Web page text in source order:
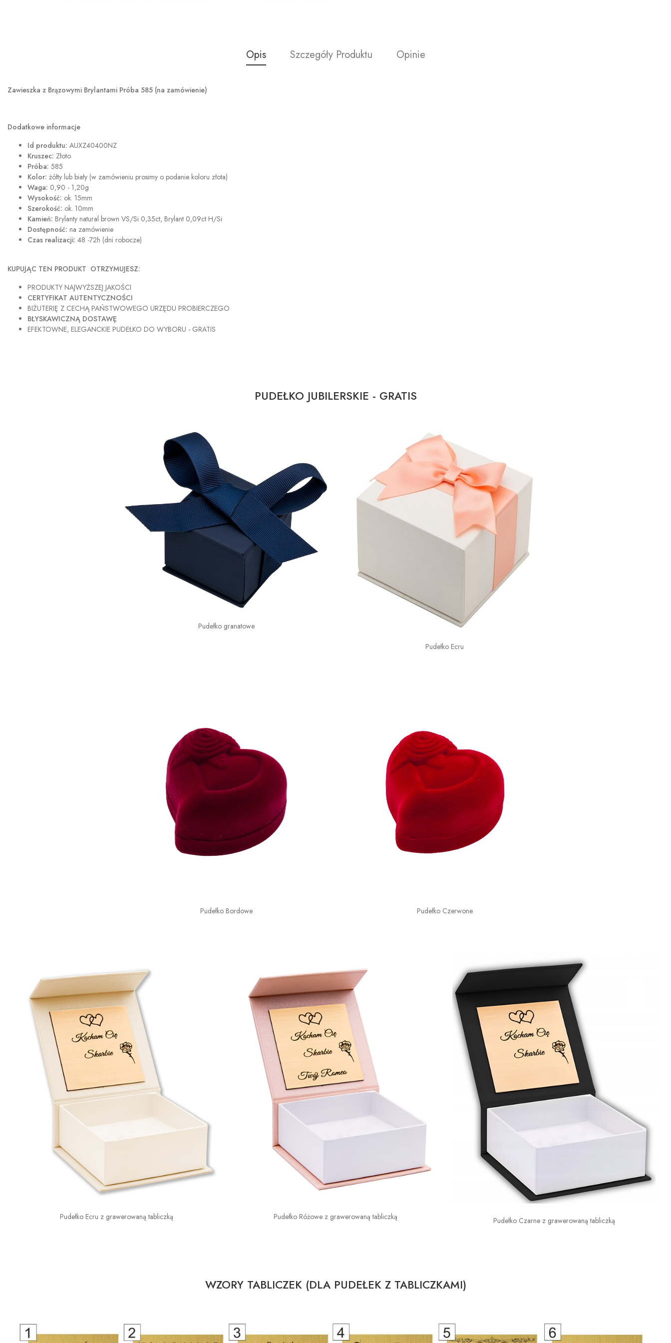
Opis Szczegóły Produktu Opinie
Zawieszka z Brązowymi Brylantami Próba 585 (na zamówienie)
Dodatkowe informacje
Id produktu: AUXZ40400NZ
Kruszec: Złoto
Próba: 585
Kolor: żółty lub biały (w zamówieniu prosimy o podanie koloru złota)
Waga: 0,90 - 1,20g
Wysokość: ok. 15mm
Szerokość: ok. 10mm
Kamień: Brylanty natural brown VS/Si 0,35ct, Brylant 0,09ct H/Si
Dostępność: na zamówienie
Czas realizacji: 48 -72h (dni robocze)
KUPUJĄC TEN PRODUKT OTRZYMUJESZ:
PRODUKTY NAJWYŻSZEJ JAKOŚCI
CERTYFIKAT AUTENTYCZNOŚCI
BIŻUTERIĘ Z CECHĄ PAŃSTWOWEGO URZĘDU PROBIERCZEGO
BŁYSKAWICZNĄ DOSTAWĘ
EFEKTOWNE, ELEGANCKIE PUDEŁKO DO WYBORU - GRATIS
PUDEŁKO JUBILERSKIE - GRATIS
Pudełko granatowe
Pudełko Ecru
Pudełko Bordowe Pudełko Czerwone
Pudełko Ecru z grawerowaną tabliczką Pudełko Różowe z grawerowaną tabliczką Pudełko Czarne z grawerowaną tabliczką
WZORY TABLICZEK (DLA PUDEŁEK Z TABLICZKAMI)